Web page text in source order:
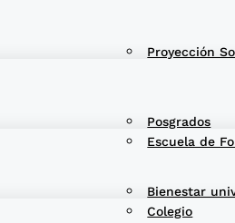
Proyección
Escuela de
Posgrados
Colegio
Bienestar